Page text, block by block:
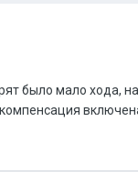
было мало хода,